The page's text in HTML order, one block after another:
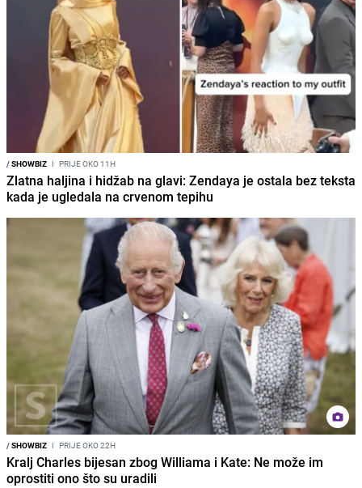
/SHOWBIZ I PRIJE OKO 11H
Zlatna haljina i hidžab na glavi: Zendaya je ostala bez teksta
kada je ugledala na crvenom tepihu
/SHOWBIZ I PRIJE OKO 22H
Kralj Charles bijesan zbog Williama i Kate: Ne može im
oprostiti ono što su uradili